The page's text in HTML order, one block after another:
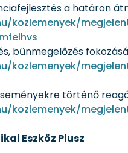
a határon
kozlemenyek/
bűnmegelőzés
kozlemenyek/
történő
kozlemenyek/
Eszköz Plusz